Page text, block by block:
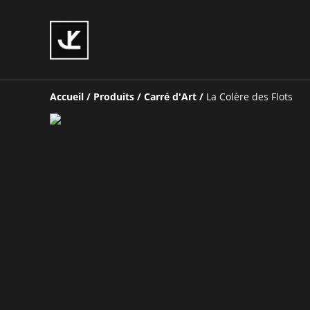
Accueil / Produits / Carré d'Art / La Colère des Flots